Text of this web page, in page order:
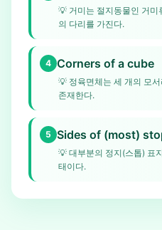
💡 거미는 절지동물인 거미
의 다리를 가진다.
4 Corners of a cube
💡 정육면체는 세 개의 모
존재한다.
5 Sides of (most)
💡 대부분의 정지(스톱) 표
태이다.